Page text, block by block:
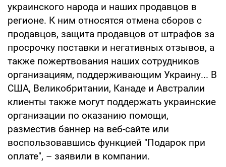
украинского народа и наших продавцов в
регионе. К ним относятся отмена сборов с
продавцов, защита продавцов от штрафов за
просрочку поставки и негативных отзывов, а
также пожертвования наших сотрудников
организациям, поддерживающим Украину... В
США, Великобритании, Канаде и Австралии
клиенты также могут поддержать украинские
организации по оказанию помощи,
разместив баннер на веб-сайте или
воспользовавшись функцией "Подарок при
оплате", – заявили в компании.